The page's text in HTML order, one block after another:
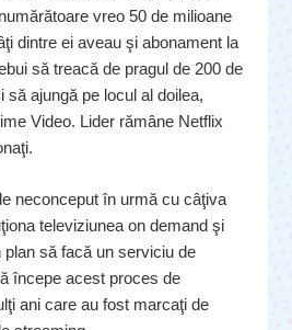
vreo 50 de milioane
dintre ei aveau şi abonament la
să treacă de pragul de 200 de
să ajungă pe locul al doilea,
Video. Lider rămâne Netflix
neconceput în urmă cu câţiva
televiziunea on demand şi
să facă un serviciu de
începe acest proces de
ani care au fost marcaţi de